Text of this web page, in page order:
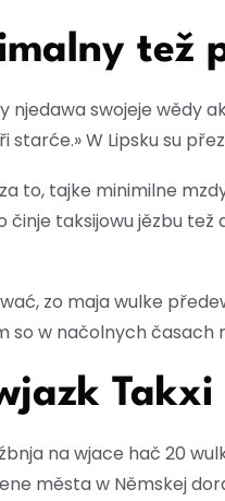
tež
swojeje wědy
starće.» W Lipsku su
to, tajke minimilne
taksijowu jězbu tež
zo maja wulke
so w načolnych časach
na wjace hač 20
města w Němskej